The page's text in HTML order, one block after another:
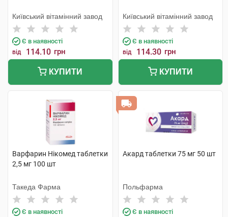
Київський вітамінний завод
Є в наявності
від 114.10 грн
КУПИТИ
Київський вітамінний завод
Є в наявності
від 114.30 грн
КУПИТИ
Варфарин Нікомед таблетки
2,5 мг 100 шт
Такеда Фарма
Є в наявності
Акард таблетки 75 мг 50 шт
Польфарма
Є в наявності